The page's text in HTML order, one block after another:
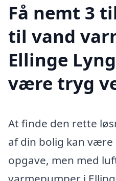
Få nemt 3
til vand
Ellinge
være tryg
At finde den rette
af din bolig kan være
opgave, men med